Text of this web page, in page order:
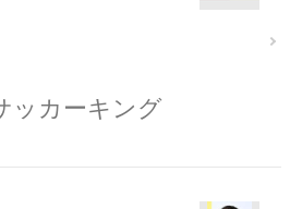
ッカーキング